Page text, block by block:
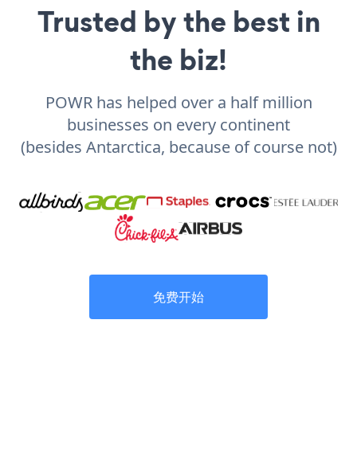
Trusted by the best in
the biz!
POWR has helped over a half million
businesses on every continent
(besides Antarctica, because of course not)
免费开始